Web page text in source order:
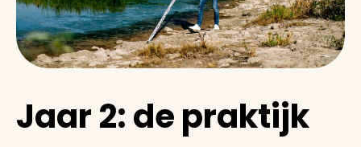
Jaar 2: de praktijk